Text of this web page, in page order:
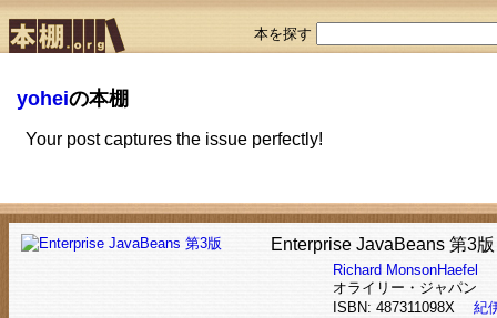
本を探す
yoheiの本棚
Your post captures the issue perfectly!
Enterprise JavaBeans 第3版
Richard MonsonHaefel
オライリー・ジャパン
ISBN: 487311098X 紀